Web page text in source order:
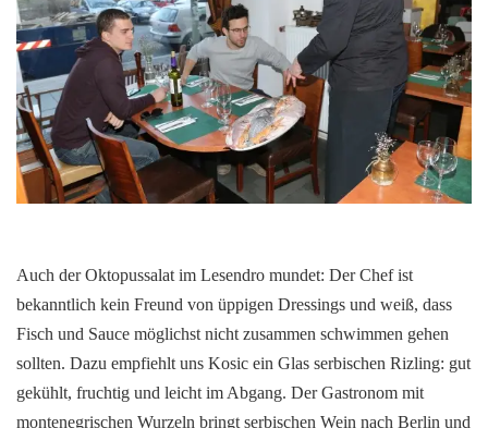
Auch der Oktopussalat im Lesendro mundet: Der Chef ist
bekanntlich kein Freund von üppigen Dressings und weiß, dass
Fisch und Sauce möglichst nicht zusammen schwimmen gehen
sollten. Dazu empfiehlt uns Kosic ein Glas serbischen Rizling: gut
gekühlt, fruchtig und leicht im Abgang. Der Gastronom mit
montenegrischen Wurzeln bringt serbischen Wein nach Berlin und